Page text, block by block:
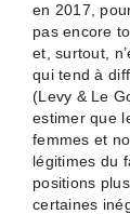
en 2017,
pas encore
et, surtout,
qui tend à
(Levy & Le
estimer que
femmes et
légitimes du
positions
certaines